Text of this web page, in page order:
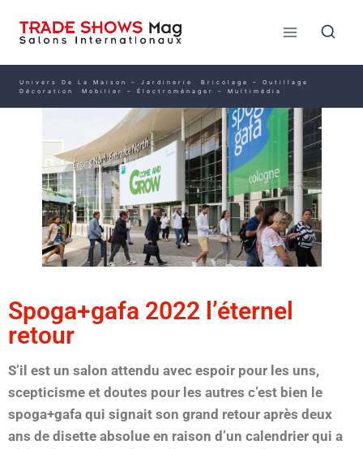
Univers De La Maison – Jardinerie Bricolage – Outillage
Décoration Mobilier – Électroménager – Multimédia
Spoga+gafa 2022 l’éternel
retour
S’il est un salon attendu avec espoir pour les uns,
scepticisme et doutes pour les autres c’est bien le
spoga+gafa qui signait son grand retour après deux
ans de disette absolue en raison d’un calendrier qui a